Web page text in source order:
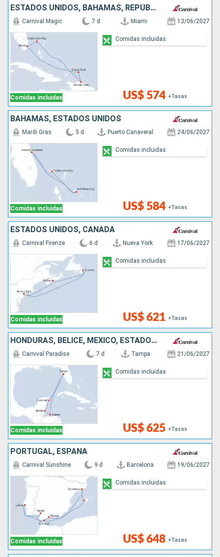
ESTADOS UNIDOS, BAHAMAS, REPÚBLICA DOMINICANA
Comidas incluidas
Carnival Magic 7 d Miami 13/06/2027
US$ 574 +Tasas
Comidas incluidas
BAHAMAS, ESTADOS UNIDOS
Comidas incluidas
Mardi Gras 5 d Puerto Canaveral 24/06/2027
US$ 584 +Tasas
Comidas incluidas
ESTADOS UNIDOS, CANADÁ
Comidas incluidas
Carnival Firenze 6 d Nueva York 17/06/2027
US$ 621 +Tasas
Comidas incluidas
HONDURAS, BELICE, MÉXICO, ESTADOS UNIDOS
Comidas incluidas
Carnival Paradise 7 d Tampa 21/06/2027
US$ 625 +Tasas
Comidas incluidas
PORTUGAL, ESPAÑA
Comidas incluidas
Carnival Sunshine 9 d Barcelona 19/06/2027
US$ 648 +Tasas
Comidas incluidas